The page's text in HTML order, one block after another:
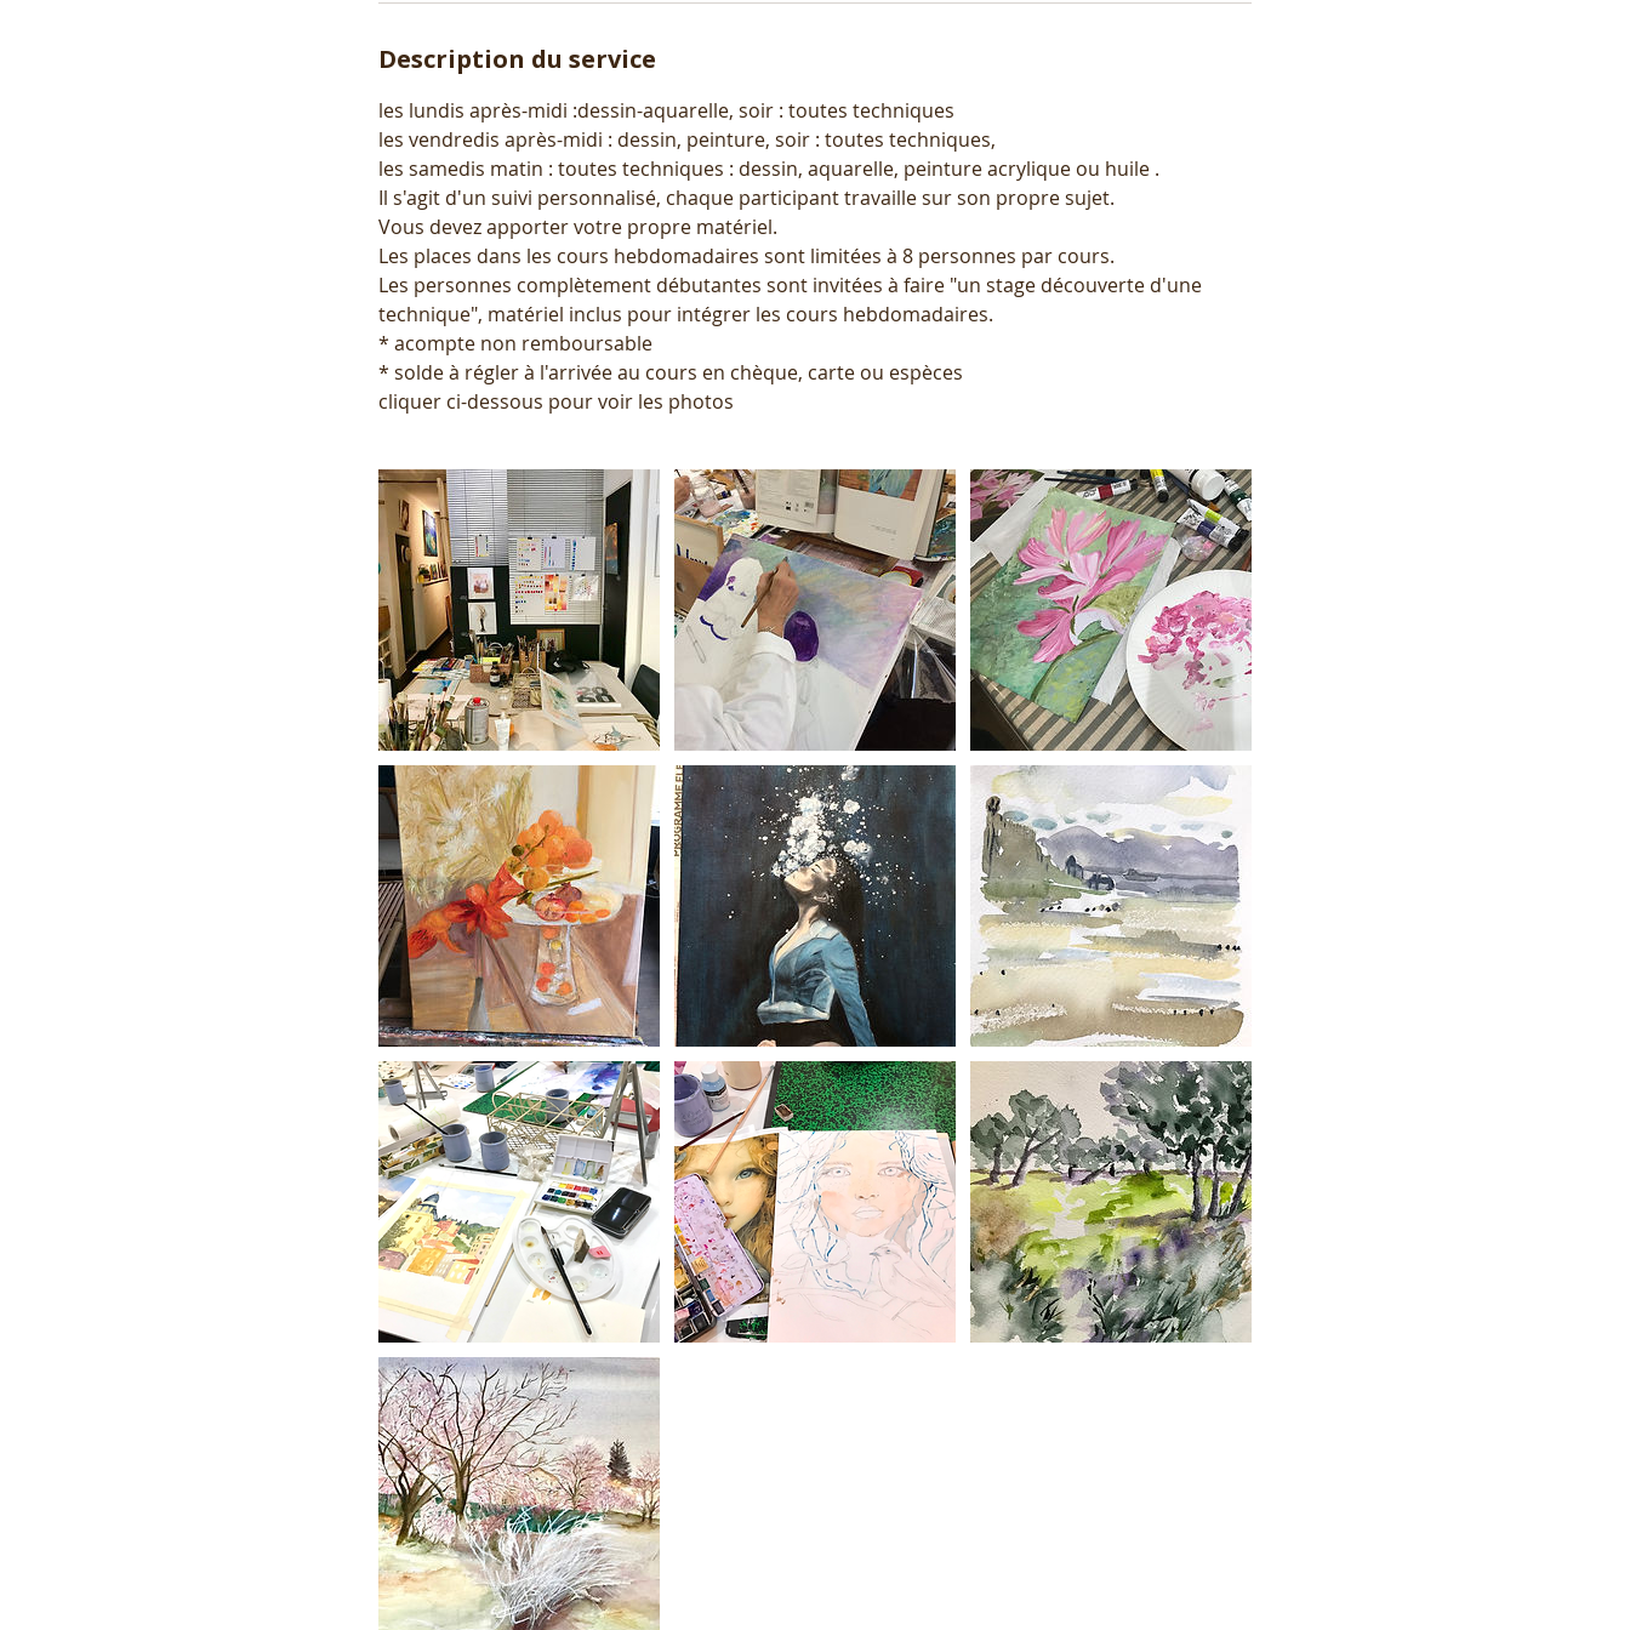
Description du service
les lundis après-midi :dessin-aquarelle, soir : toutes techniques
les vendredis après-midi : dessin, peinture, soir : toutes techniques,
les samedis matin : toutes techniques : dessin, aquarelle, peinture acrylique ou huile .
Il s'agit d'un suivi personnalisé, chaque participant travaille sur son propre sujet.
Vous devez apporter votre propre matériel.
Les places dans les cours hebdomadaires sont limitées à 8 personnes par cours.
Les personnes complètement débutantes sont invitées à faire "un stage découverte d'une
technique", matériel inclus pour intégrer les cours hebdomadaires.
* acompte non remboursable
* solde à régler à l'arrivée au cours en chèque, carte ou espèces
cliquer ci-dessous pour voir les photos